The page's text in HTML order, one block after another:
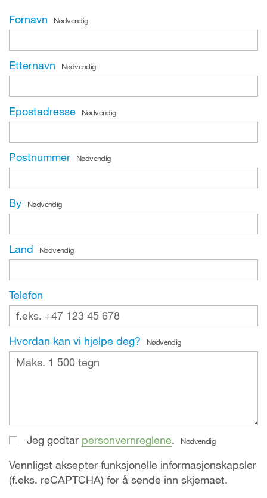
Fornavn Nødvendig
Etternavn Nødvendig
Epostadresse Nødvendig
Postnummer Nødvendig
By Nødvendig
Land Nødvendig
Telefon
Hvordan kan vi hjelpe deg? Nødvendig
Jeg godtar personvernreglene. Nødvendig
Vennligst aksepter funksjonelle informasjonskapsler
(f.eks. reCAPTCHA) for å sende inn skjemaet.